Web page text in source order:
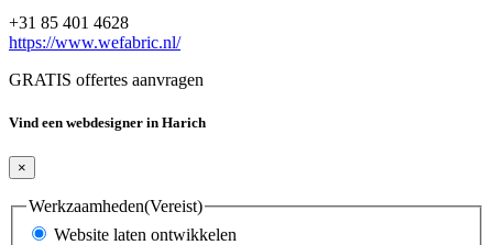
+31 85 401 4628
https://www.wefabric.nl/
GRATIS offertes aanvragen
Vind een webdesigner in Harich
×
Werkzaamheden(Vereist)
Website laten ontwikkelen